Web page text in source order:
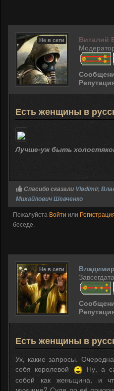
Не в сети
Виталий
Есть женщины в
Лучше-уж быть
Спасибо сказали Vladimir,
Михайлович Шевченко
Пожалуйста Войти или
беседе.
Не в сети
Владимир
Есть женщины в
Ух, какие запросы.
себя королевой
Ну, а
собой как женьщина, и